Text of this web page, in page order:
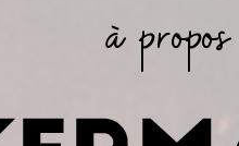
à